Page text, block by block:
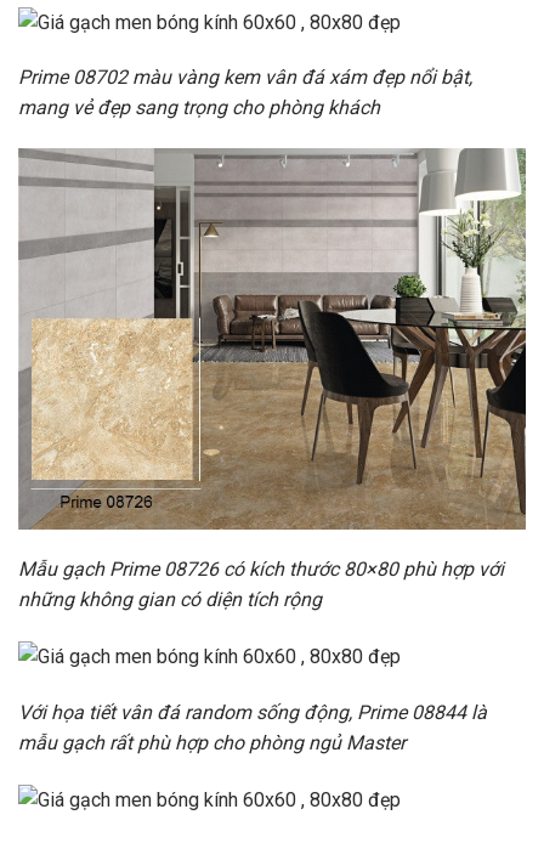
Prime 08702 màu vàng kem vân đá xám đẹp nổi bật,
mang vẻ đẹp sang trọng cho phòng khách
Mẫu gạch Prime 08726 có kích thước 80×80 phù hợp với
những không gian có diện tích rộng
Với họa tiết vân đá random sống động, Prime 08844 là
mẫu gạch rất phù hợp cho phòng ngủ Master